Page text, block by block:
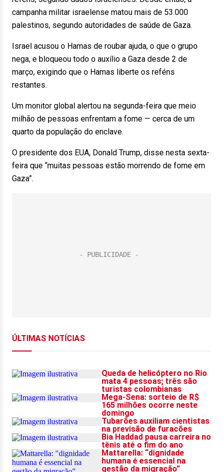
campanha militar israelense matou mais de 53.000
palestinos, segundo autoridades de saúde de Gaza.
Israel acusou o Hamas de roubar ajuda, o que o grupo
nega, e bloqueou todo o auxílio a Gaza desde 2 de
março, exigindo que o Hamas liberte os reféns
restantes.
Um monitor global alertou na segunda-feira que meio
milhão de pessoas enfrentam a fome — cerca de um
quarto da população do enclave.
O presidente dos EUA, Donald Trump, disse nesta sexta-
feira que “muitas pessoas estão morrendo de fome em
Gaza”.